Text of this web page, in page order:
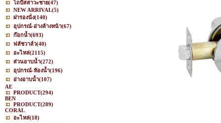
โถปัสสาวะชาย(47)
NEW ARRIVAL(5)
ฝารองนั่ง(140)
อุปกรณ์-อ่างล้างหน้า(67)
ก๊อกน้ำ(693)
ฟลัชวาล์ว(40)
อะไหล่(2115)
ส่วนอาบน้ำ(272)
อุปกรณ์-ห้องน้ำ(196)
อ่างอาบน้ำ(107)
AE
PRODUCT(294)
BEN
PRODUCT(289)
CORAL
อะไหล่(18)